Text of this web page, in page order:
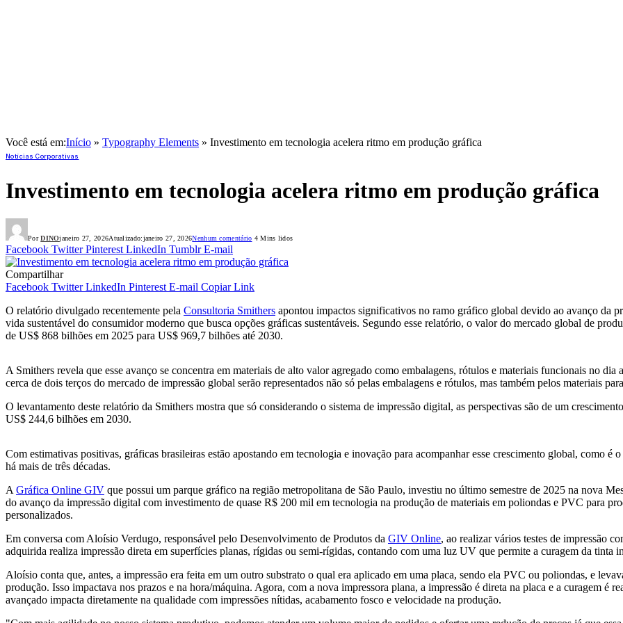
Você está em:Início » Typography Elements » Investimento em tecnologia acelera ritmo em produção gráfica
Notícias Corporativas
Investimento em tecnologia acelera ritmo em produção gráfica
Por DINOjaneiro 27, 2026Atualizado:janeiro 27, 2026Nenhum comentário 4 Mins lidos
Facebook Twitter Pinterest LinkedIn Tumblr E-mail
Compartilhar
Facebook Twitter LinkedIn Pinterest E-mail Copiar Link
O relatório divulgado recentemente pela Consultoria Smithers apontou impactos significativos no ramo gráfico global devido ao avanço da
vida sustentável do consumidor moderno que busca opções gráficas sustentáveis. Segundo esse relatório, o valor do mercado global de
de US$ 868 bilhões em 2025 para US$ 969,7 bilhões até 2030.
A Smithers revela que esse avanço se concentra em materiais de alto valor agregado como embalagens, rótulos e materiais funcionais no
cerca de dois terços do mercado de impressão global serão representados não só pelas embalagens e rótulos, mas também pelos materiais
O levantamento deste relatório da Smithers mostra que só considerando o sistema de impressão digital, as perspectivas são de um
US$ 244,6 bilhões em 2030.
Com estimativas positivas, gráficas brasileiras estão apostando em tecnologia e inovação para acompanhar esse crescimento global, como é
há mais de três décadas.
A Gráfica Online GIV que possui um parque gráfico na região metropolitana de São Paulo, investiu no último semestre de 2025 na nova
do avanço da impressão digital com investimento de quase R$ 200 mil em tecnologia na produção de materiais em poliondas e PVC para
personalizados.
Em conversa com Aloísio Verdugo, responsável pelo Desenvolvimento de Produtos da GIV Online, ao realizar vários testes de impressão
adquirida realiza impressão direta em superfícies planas, rígidas ou semi-rígidas, contando com uma luz UV que permite a curagem da tinta
Aloísio conta que, antes, a impressão era feita em um outro substrato o qual era aplicado em uma placa, sendo ela PVC ou poliondas, e
produção. Isso impactava nos prazos e na hora/máquina. Agora, com a nova impressora plana, a impressão é direta na placa e a curagem é
avançado impacta diretamente na qualidade com impressões nítidas, acabamento fosco e velocidade na produção.